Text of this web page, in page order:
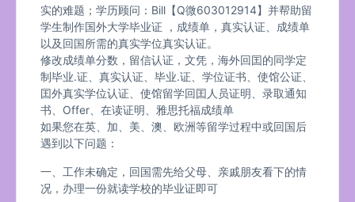
实的难题；学历顾问：Bill【Q微603012914】并帮助留
学生制作国外大学毕业证 ，成绩单，真实认证、成绩单
以及回国所需的真实学位真实认证。
修改成绩单分数，留信认证，文凭，海外回囯的同学定
制毕业.证、真实认证、毕业.证、学位证书、使馆公证、
囯外真实学位认证、使馆留学回囯人员证明、录取通知
书、Offer、在读证明、雅思托福成绩单
如果您在英、加、美、澳、欧洲等留学过程中或回国后
遇到以下问题：
一、工作未确定，回国需先给父母、亲戚朋友看下的情
况，办理一份就读学校的毕业证即可